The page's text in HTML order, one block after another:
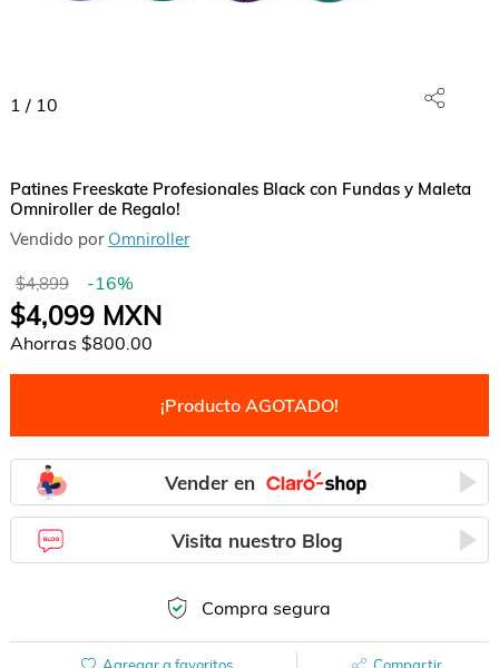
1 / 10
Patines Freeskate Profesionales Black con Fundas y Maleta
Omniroller de Regalo!
Vendido por Omniroller
$4,899 -16%
$4,099MXN
Ahorras $800.00
¡Producto AGOTADO!
Vender en
Visita nuestro Blog
Compra segura